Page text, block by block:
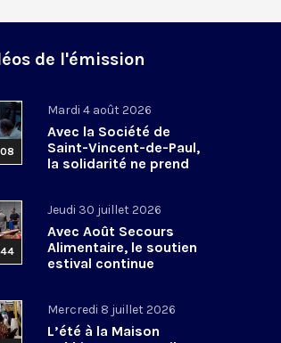
de l'émission
Mardi 4 août 2026
Avec la Société de
Saint-Vincent-de-Paul,
la solidarité ne prend
Jeudi 30 juillet 2026
Avec Août Secours
Alimentaire, le soutien
estival continue
Mercredi 8 juillet 2026
L’été à la Maison